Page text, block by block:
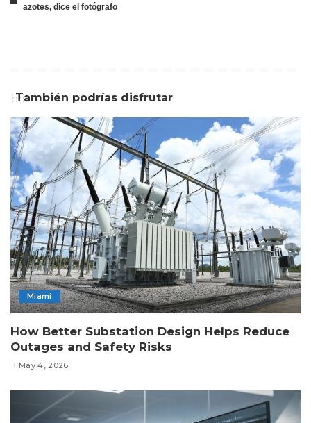
azotes, dice el fotógrafo
También podrías disfrutar
Miami
How Better Substation Design Helps Reduce
Outages and Safety Risks
May 4, 2026